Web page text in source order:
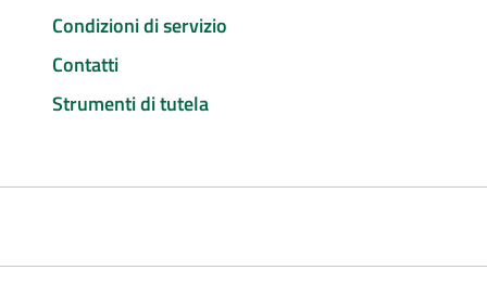
Condizioni di servizio
Contatti
Strumenti di tutela